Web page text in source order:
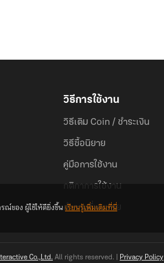
วิธีการใช้งาน
วิธีเติม Coin / ชำระเงิน
วิธีซื้อนิยาย
คู่มือการใช้งาน
กติกาการใช้งาน
คำถามที่พบบ่อย
Co.,Ltd. All rights reserved. | Privacy Policy
ของ ผู้ใช้ให้ดียิ่งขึ้นเรียนรู้เพิ่มเติมที่นี่